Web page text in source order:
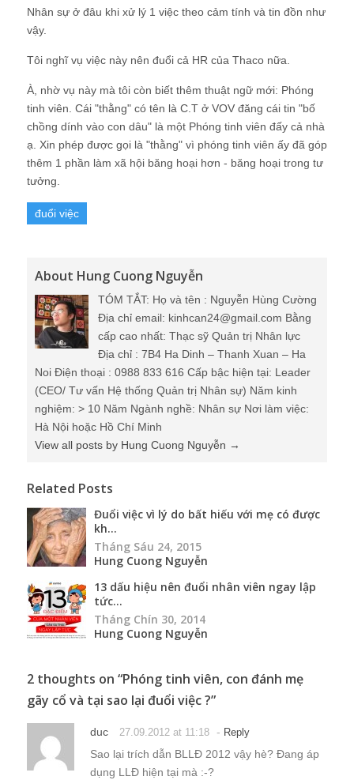
Nhân sự ở đâu khi xử lý 1 việc theo cảm tính và tin đồn như
vậy.
Tôi nghĩ vụ việc này nên đuổi cả HR của Thaco nữa.
À, nhờ vụ này mà tôi còn biết thêm thuật ngữ mới: Phóng
tinh viên. Cái "thằng" có tên là C.T ở VOV đăng cái tin "bố
chồng dính vào con dâu" là một Phóng tinh viên đấy cả nhà
ạ. Xin phép được gọi là "thằng" vì phóng tinh viên ấy đã góp
thêm 1 phần làm xã hội băng hoại hơn - băng hoại trong tư
tưởng.
đuổi việc
About Hung Cuong Nguyễn
TÓM TẮT: Họ và tên : Nguyễn Hùng Cường
Địa chỉ email: kinhcan24@gmail.com Bằng
cấp cao nhất: Thạc sỹ Quản trị Nhân lực
Địa chỉ : 7B4 Ha Dinh – Thanh Xuan – Ha
Noi Điện thoại : 0988 833 616 Cấp bậc hiện tại: Leader
(CEO/ Tư vấn Hệ thống Quản trị Nhân sự) Năm kinh
nghiệm: > 10 Năm Ngành nghề: Nhân sự Nơi làm việc:
Hà Nội hoặc Hồ Chí Minh
View all posts by Hung Cuong Nguyễn →
Related Posts
Đuổi việc vì lý do bất hiếu với mẹ có được
kh...
Tháng Sáu 24, 2015
Hung Cuong Nguyễn
13 dấu hiệu nên đuổi nhân viên ngay lập
tức...
Tháng Chín 30, 2014
Hung Cuong Nguyễn
2 thoughts on “Phóng tinh viên, con đánh mẹ
gãy cổ và tại sao lại đuổi việc ?”
duc 27.09.2012 at 11:18 - Reply
Sao lại trích dẫn BLLĐ 2012 vậy hè? Đang áp
dụng LLĐ hiện tại mà :-?